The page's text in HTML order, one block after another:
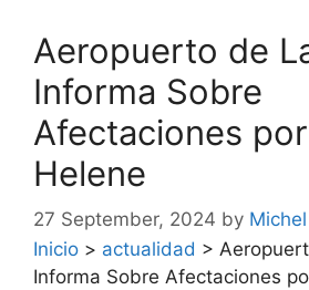
Aeropuerto de
Informa Sobre
Afectaciones
Helene
27 September, 2024 by
Inicio > actualidad >
Informa Sobre Afectaciones